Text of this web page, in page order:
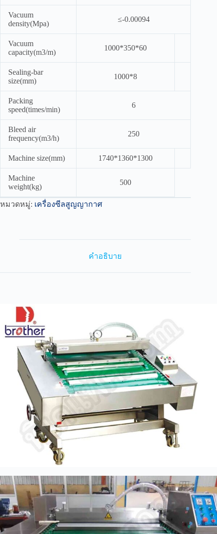
Vacuum
density(Mpa)
≤-0.00094
Vacuum
capacity(m3/m)
1000*350*60
Sealing-bar
size(mm)
1000*8
Packing
speed(times/min)
6
Bleed air
frequency(m3/h)
250
Machine size(mm) 1740*1360*1300
Machine
weight(kg)
500
หมวดหมู่: เครื่องซีลสูญญากาศ
คำอธิบาย